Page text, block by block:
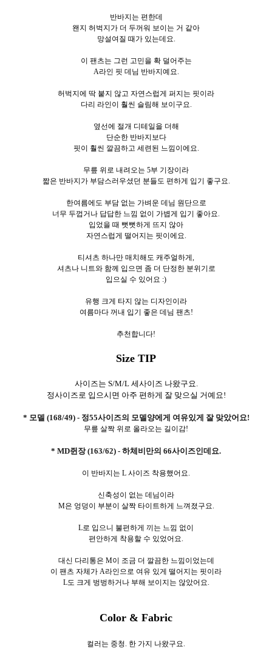
반바지는 편한데
왠지 허벅지가 더 두꺼워 보이는 거 같아
망설여질 때가 있는데요.
이 팬츠는 그런 고민을 확 덜어주는
A라인 핏 데님 반바지예요.
허벅지에 딱 붙지 않고 자연스럽게 퍼지는 핏이라
다리 라인이 훨씬 슬림해 보이구요.
옆선에 절개 디테일을 더해
단순한 반바지보다
핏이 훨씬 깔끔하고 세련된 느낌이에요.
무릎 위로 내려오는 5부 기장이라
짧은 반바지가 부담스러우셨던 분들도 편하게 입기 좋구요.
한여름에도 부담 없는 가벼운 데님 원단으로
너무 두껍거나 답답한 느낌 없이 가볍게 입기 좋아요.
입었을 때 뻣뻣하게 뜨지 않아
자연스럽게 떨어지는 핏이에요.
티셔츠 하나만 매치해도 캐주얼하게,
셔츠나 니트와 함께 입으면 좀 더 단정한 분위기로
입으실 수 있어요 :)
유행 크게 타지 않는 디자인이라
여름마다 꺼내 입기 좋은 데님 팬츠!
추천합니다!
Size TIP
사이즈는 S/M/L 세사이즈 나왔구요.
정사이즈로 입으시면 아주 편하게 잘 맞으실 거예요!
* 모델 (168/49) - 정55사이즈의 모델양에게 여유있게 잘 맞았어요!
무릎 살짝 위로 올라오는 길이감!
* MD쥔장 (163/62) - 하체비만의 66사이즈인데요.
이 반바지는 L 사이즈 착용했어요.
신축성이 없는 데님이라
M은 엉덩이 부분이 살짝 타이트하게 느껴졌구요.
L로 입으니 불편하게 끼는 느낌 없이
편안하게 착용할 수 있었어요.
대신 다리통은 M이 조금 더 깔끔한 느낌이었는데
이 팬츠 자체가 A라인으로 여유 있게 떨어지는 핏이라
L도 크게 벙벙하거나 부해 보이지는 않았어요.
Color & Fabric
컬러는 중청. 한 가지 나왔구요.